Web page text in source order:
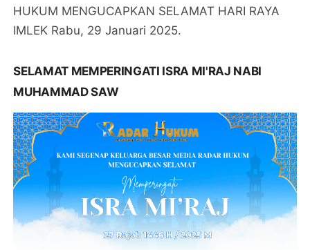
HUKUM MENGUCAPKAN SELAMAT HARI RAYA
IMLEK Rabu, 29 Januari 2025.
SELAMAT MEMPERINGATI ISRA MI'RAJ NABI
MUHAMMAD SAW